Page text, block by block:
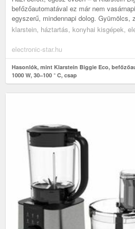
befőzőautomatával ez már nem
egyszerű, mindennapi dolog. Gyümölcs,
klarstein, háztartás, konyhai kisgépek,
electronic-star.hu
Hasonlók, mint Klarstein Biggie Eco,
1000 W, 30–100 ° C, csap